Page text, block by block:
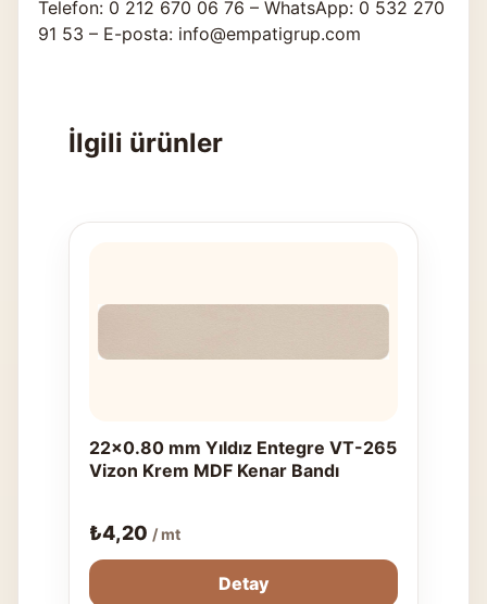
Telefon: 0 212 670 06 76 – WhatsApp: 0 532 270
91 53 – E-posta: info@empatigrup.com
İlgili ürünler
22x0.80 mm Yıldız Entegre VT-265
Vizon Krem MDF Kenar Bandı
₺4,20 / mt
Detay